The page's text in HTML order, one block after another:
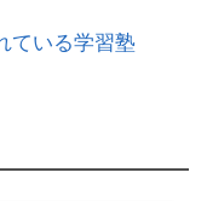
いる学習塾